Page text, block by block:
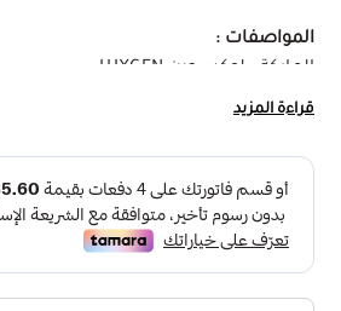
المواصفات :
الماركة : لوكسجين LUXGEN
جودة وكفاءة عالية جداً
لون الانارة : أضاءة بيضاء ، اضاءة صفراء
اكثر من 30 الف مرة تشغيل
زاوية إنتشار : 90
اللومين : 90lm لكل 1وات
CRI/80
الجهد الكهربائي : 220 فولت : 240 فولت
قراءة المزيد